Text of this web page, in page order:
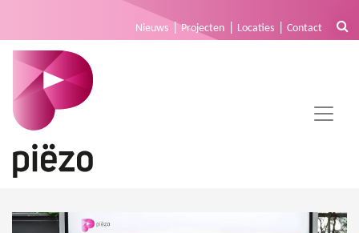
Nieuws Projecten Locaties Contact